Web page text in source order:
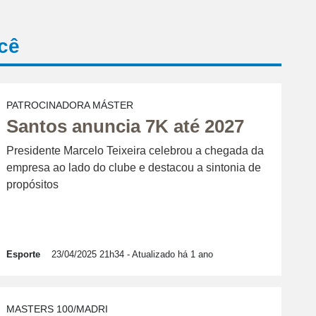
PATROCINADORA MÁSTER
Santos anuncia 7K até 2027
Presidente Marcelo Teixeira celebrou a chegada da
empresa ao lado do clube e destacou a sintonia de
propósitos
Esporte 23/04/2025 21h34 - Atualizado há 1 ano
MASTERS 100/MADRI